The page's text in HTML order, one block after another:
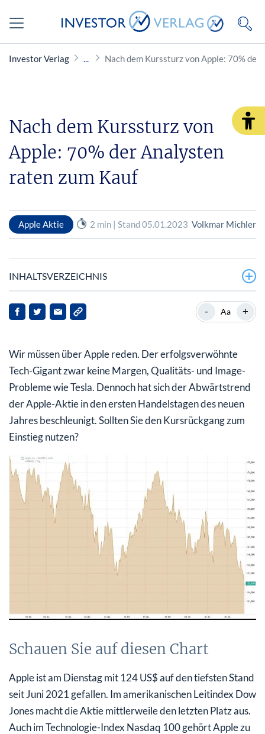
Investor Verlag Nach dem Kurssturz von Apple: 70%
Nach dem Kurssturz von
Apple: 70% der Analysten
raten zum Kauf
Apple Aktie 2 min | Stand 05.01.2023 Volkmar Michler
INHALTSVERZEICHNIS
Schauen Sie auf diesen Chart
Schauen Sie nicht nur auf den Chart
Apple nähert sich einer historisch niedrigen Bewertung
Apple ist charttechnisch angeschlagen, doch über 70%
der Analysten empfehlen: Kaufen!
- Aa +
Wir müssen über Apple reden. Der erfolgsverwöhnte
Tech-Gigant zwar keine Margen, Qualitäts- und Image-
Probleme wie Tesla. Dennoch hat sich der Abwärtstrend
der Apple-Aktie in den ersten Handelstagen des neuen
Jahres beschleunigt. Sollten Sie den Kursrückgang zum
Einstieg nutzen?
Schauen Sie auf diesen Chart
Apple ist am Dienstag mit 124 US$ auf den tiefsten Stand
seit Juni 2021 gefallen. Im amerikanischen Leitindex Dow
Jones macht die Aktie mittlerweile den letzten Platz aus.
Auch im Technologie-Index Nasdaq 100 gehört Apple zu